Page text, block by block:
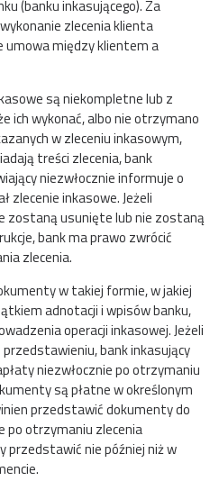
(banku inkasującego). Za
zlecenia klienta
umowa między klientem a
są niekompletne lub z
ich wykonać, albo nie otrzymano
w zleceniu inkasowym,
treści zlecenia, bank
niezwłocznie informuje o
inkasowe. Jeżeli
zostaną usunięte lub nie zostaną
bank ma prawo zwrócić
zlecenia.
w takiej formie, w jakiej
adnotacji i wpisów banku,
operacji inkasowej. Jeżeli
bank inkasujący
niezwłocznie po otrzymaniu
są płatne w określonym
przedstawić dokumenty do
po otrzymaniu zlecenia
przedstawić nie później niż w